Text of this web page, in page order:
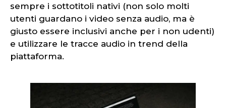
sempre i sottotitoli nativi (non solo molti
utenti guardano i video senza audio, ma è
giusto essere inclusivi anche per i non udenti)
e utilizzare le tracce audio in trend della
piattaforma.